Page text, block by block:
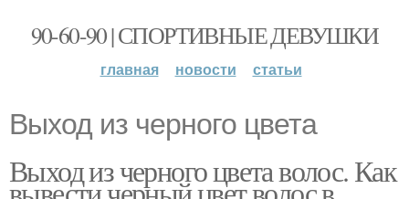
90-60-90 | СПОРТИВНЫЕ ДЕВУШКИ
главная новости статьи
Выход из черного цвета
Выход из черного цвета волос. Как